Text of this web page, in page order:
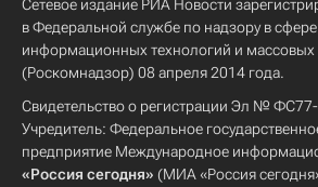
Сетевое издание РИА Новости
в Федеральной службе по надзору в сфере
информационных технологий и
(Роскомнадзор) 08 апреля 2014 года.
Свидетельство о регистрации Эл №
Учредитель: Федеральное
предприятие Международное
«Россия сегодня» (МИА «Россия